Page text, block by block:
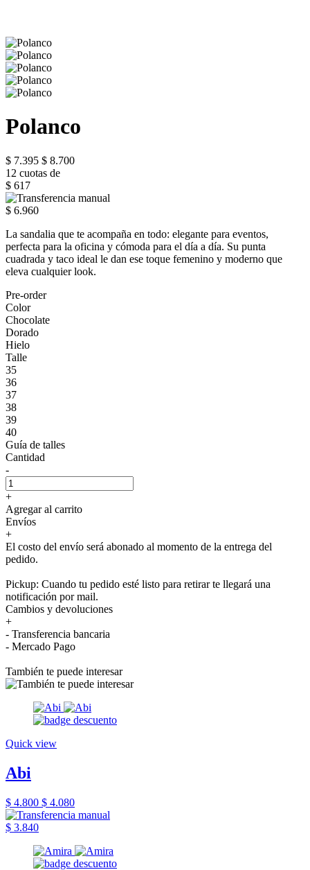
Polanco
$ 7.395 $ 8.700
12 cuotas de
$ 617
$ 6.960
La sandalia que te acompaña en todo: elegante para eventos,
perfecta para la oficina y cómoda para el día a día. Su punta
cuadrada y taco ideal le dan ese toque femenino y moderno que
eleva cualquier look.
Pre-order
Color
Chocolate
Dorado
Hielo
Talle
35
36
37
38
39
40
Guía de talles
Cantidad
-
+
Agregar al carrito
Envíos
+
El costo del envío será abonado al momento de la entrega del
pedido.
Pickup: Cuando tu pedido esté listo para retirar te llegará una
notificación por mail.
Cambios y devoluciones
+
- Transferencia bancaria
- Mercado Pago
También te puede interesar
Quick view
Abi
$ 4.800 $ 4.080
$ 3.840